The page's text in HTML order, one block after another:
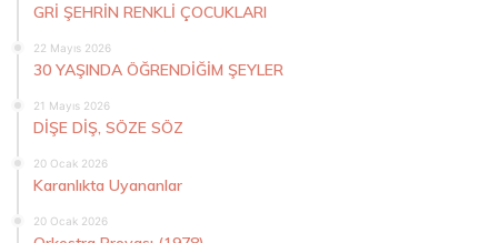
GRİ ŞEHRİN RENKLİ ÇOCUKLARI
22 Mayıs 2026
30 YAŞINDA ÖĞRENDİĞİM ŞEYLER
21 Mayıs 2026
DİŞE DİŞ, SÖZE SÖZ
20 Ocak 2026
Karanlıkta Uyananlar
20 Ocak 2026